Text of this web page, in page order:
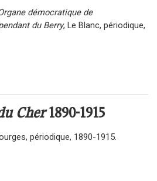
démocratique de
du Berry, Le Blanc, périodique,
Cher1890-1915
périodique, 1890-1915.